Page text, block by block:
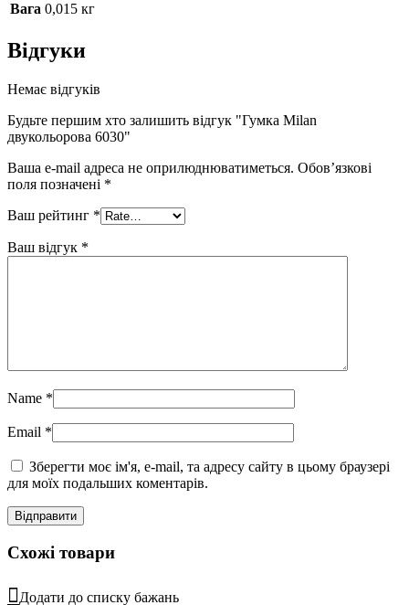
Вага 0,015 кг
Відгуки
Немає відгуків
Будьте першим хто залишить відгук "Гумка Milan
двукольорова 6030"
Ваша e-mail адреса не оприлюднюватиметься. Обов’язкові
поля позначені *
Ваш рейтинг *
Ваш відгук *
Name *
Email *
Зберегти моє ім'я, e-mail, та адресу сайту в цьому браузері
для моїх подальших коментарів.
Схожі товари
Додати до списку бажань